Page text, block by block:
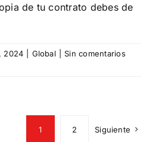
de tu contrato debes de
2024 Global
Sin comentarios
1 2 Siguiente